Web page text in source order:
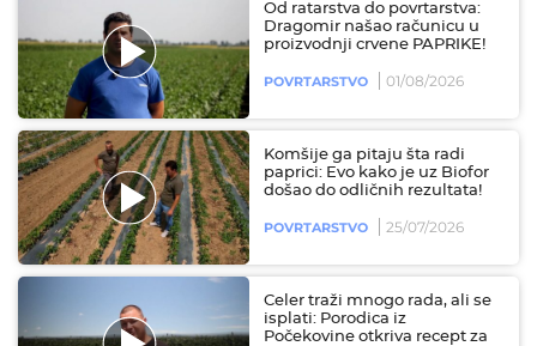
Od ratarstva do povrtarstva:
Dragomir našao računicu u
proizvodnji crvene PAPRIKE!
POVRTARSTVO 01/08/2026
Komšije ga pitaju šta radi
paprici: Evo kako je uz Biofor
došao do odličnih rezultata!
POVRTARSTVO 25/07/2026
Celer traži mnogo rada, ali se
isplati: Porodica iz
Počekovine otkriva recept za